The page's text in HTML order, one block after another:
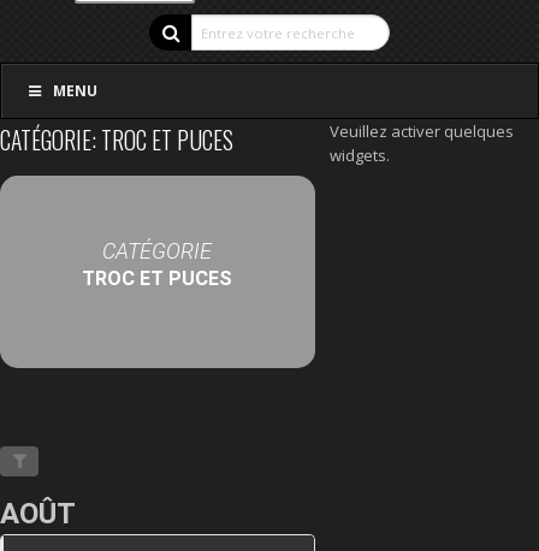
MENU
CATÉGORIE: TROC ET PUCES
CATÉGORIE
TROC ET PUCES
AOÛT
Veuillez activer quelques
widgets.